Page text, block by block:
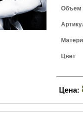
Объем
Цвет
Цена: